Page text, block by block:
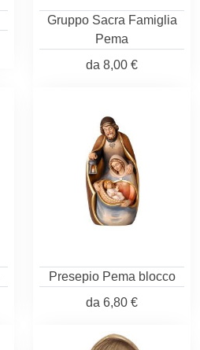
Gruppo Sacra Famiglia
Pema
da 8,00 €
Presepio Pema blocco
da 6,80 €